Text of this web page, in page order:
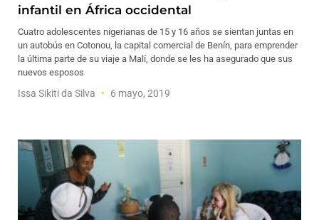
infantil en África occidental
Cuatro adolescentes nigerianas de 15 y 16 años se sientan juntas en
un autobús en Cotonou, la capital comercial de Benín, para emprender
la última parte de su viaje a Malí, donde se les ha asegurado que sus
nuevos esposos
Issa Sikiti da Silva 6 mayo, 2019